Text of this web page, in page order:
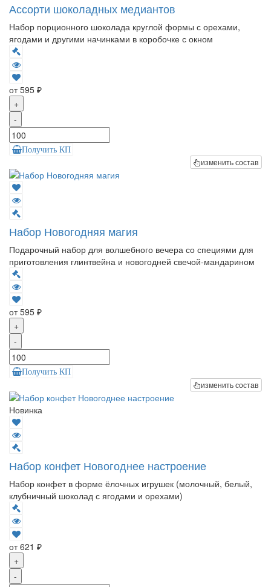
Ассорти шоколадных медиантов
Набор порционного шоколада круглой формы с орехами,
ягодами и другими начинками в коробочке с окном
от 595 ₽
+
-
Получить КП
изменить состав
Набор Новогодняя магия
Подарочный набор для волшебного вечера со специями для
приготовления глинтвейна и новогодней свечой-мандарином
от 595 ₽
+
-
Получить КП
изменить состав
Новинка
Набор конфет Новогоднее настроение
Набор конфет в форме ёлочных игрушек (молочный, белый,
клубничный шоколад с ягодами и орехами)
от 621 ₽
+
-